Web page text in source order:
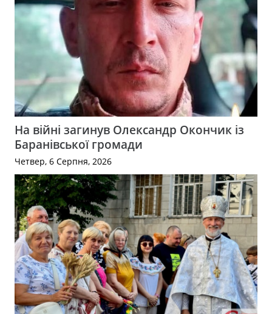
На війні загинув Олександр Окончик із
Баранівської громади
Четвер, 6 Серпня, 2026